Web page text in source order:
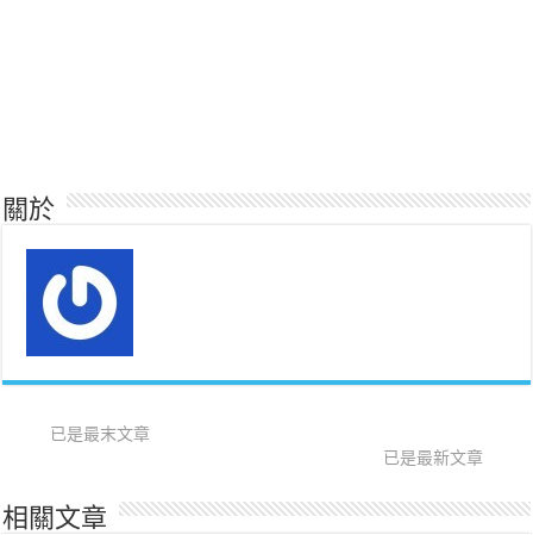
關於
已是最末文章
已是最新文章
相關文章